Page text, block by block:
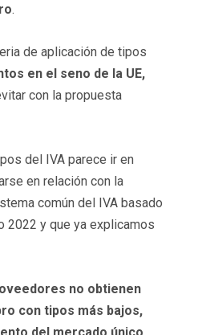
.
de aplicación de tipos
en el seno de la UE,
con la propuesta
del IVA parece ir en
en relación con la
común del IVA basado
2022 y que ya explicamos
no obtienen
con tipos más bajos,
del mercado único.